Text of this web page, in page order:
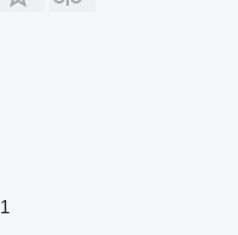
1